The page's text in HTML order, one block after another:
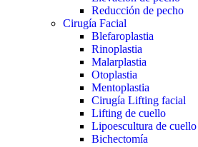
Reducción de pecho
Cirugía Facial
Blefaroplastia
Rinoplastia
Malarplastia
Otoplastia
Mentoplastia
Cirugía Lifting facial
Lifting de cuello
Lipoescultura de cuello
Bichectomía